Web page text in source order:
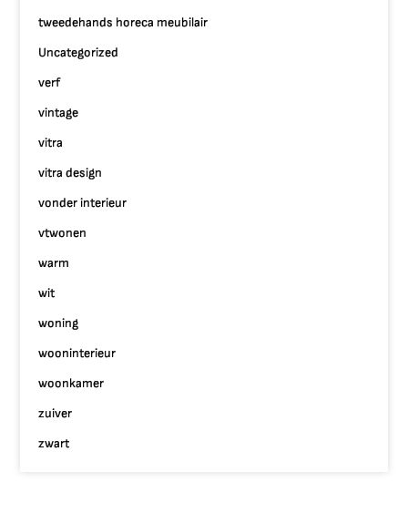
tweedehands horeca meubilair
Uncategorized
verf
vintage
vitra
vitra design
vonder interieur
vtwonen
warm
wit
woning
wooninterieur
woonkamer
zuiver
zwart